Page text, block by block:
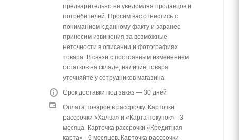
предварительно не уведомляя продавцов и
потребителей. Просим вас отнестись с
пониманием к данному факту и заранее
приносим извинения за возможные
неточности в описании и фотографиях
товара. В связи с постоянным изменением
остатков на складе, наличие товара
уточняйте у сотрудников магазина.
Срок доставки под заказ — 30 дней
Оплата товаров в рассрочку. Карточки
рассрочки «Халва» и «Карта покупок» - 3
месяца, Карточка рассрочки «Кредитная
карта» - 6 месяцев, Карточка рассрочки